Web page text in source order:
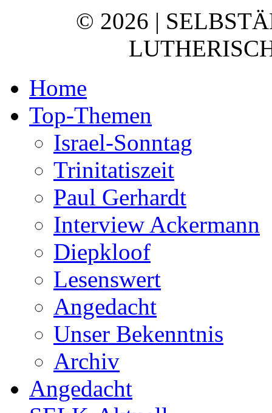
© 2026 |
Home
Top-Themen
Israel-Sonntag
Trinitatiszeit
Paul Gerhardt
Interview Ackermann
Diepkloof
Lesenswert
Angedacht
Unser Bekenntnis
Archiv
Angedacht